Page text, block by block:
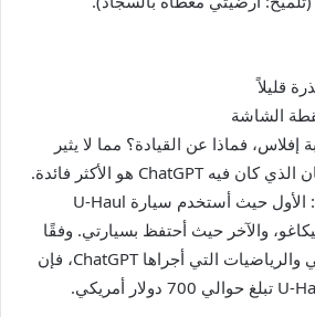
قليلاً
فماذا عن القيادة؟ مما لا يثير
الدهشة، أن هذا هو المكان الذي كان فيه ChatGPT هو الأكثر فائدة.
لقد أعطيتها سيناريوهين: الأول حيث أستخدم سيارة U-Haul
والآخر حيث أحتفظ بسيارتي. وفقًا
لموقع U-Haul الإلكتروني والرياضيات التي أجراها ChatGPT، فإن